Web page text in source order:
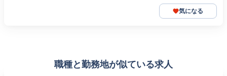
気になる
職種と勤務地が似ている求人